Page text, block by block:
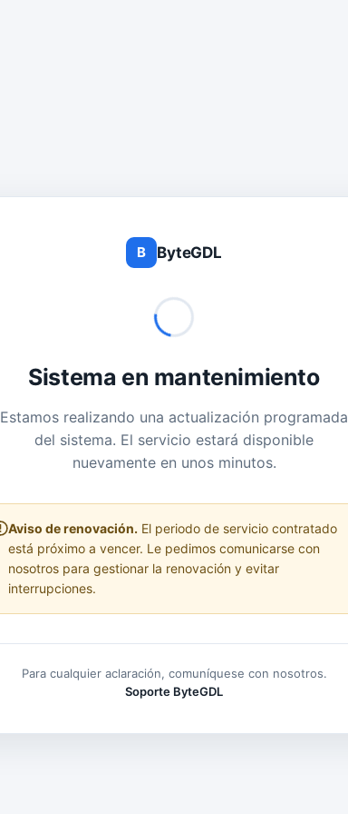
B ByteGDL
Sistema en mantenimiento
Estamos realizando una actualización programada
del sistema. El servicio estará disponible
nuevamente en unos minutos.
Aviso de renovación. El periodo de servicio contratado
está próximo a vencer. Le pedimos comunicarse con
nosotros para gestionar la renovación y evitar
interrupciones.
Para cualquier aclaración, comuníquese con nosotros.
Soporte ByteGDL